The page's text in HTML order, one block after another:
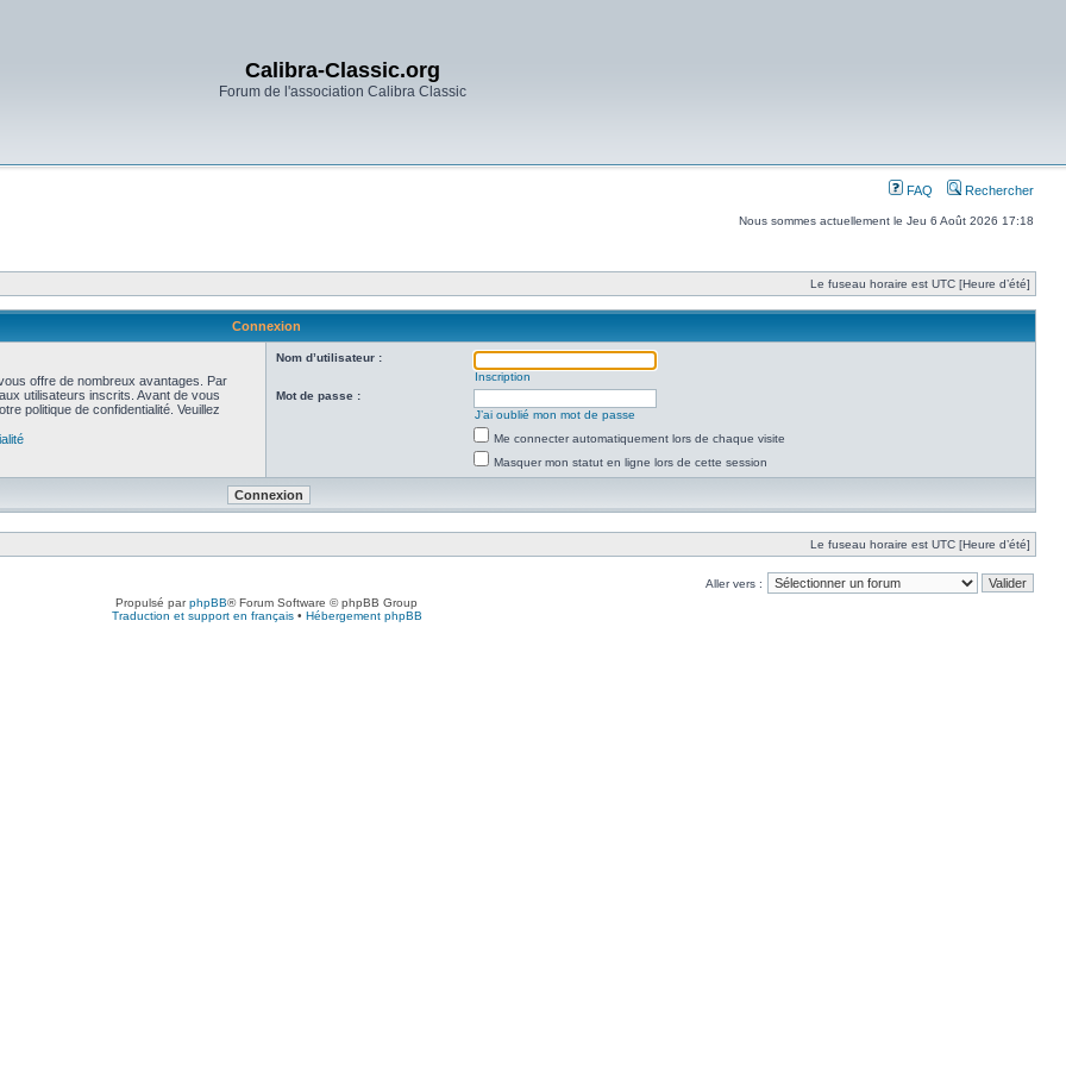
Calibra-Classic.org
Forum de l'association Calibra Classic
FAQ Rechercher
Nous sommes actuellement le Jeu 6 Août 2026 17:18
Le fuseau horaire est UTC [Heure d’été]
Connexion
offre de nombreux avantages. Par
utilisateurs inscrits. Avant de vous
politique de confidentialité. Veuillez
Nom d’utilisateur :
Inscription
Mot de passe :
J’ai oublié mon mot de passe
Me connecter automatiquement lors de chaque visite
Masquer mon statut en ligne lors de cette session
Le fuseau horaire est UTC [Heure d’été]
Aller vers :
Propulsé parphpBB® Forum Software © phpBB Group
Traduction et support en français• Hébergement phpBB